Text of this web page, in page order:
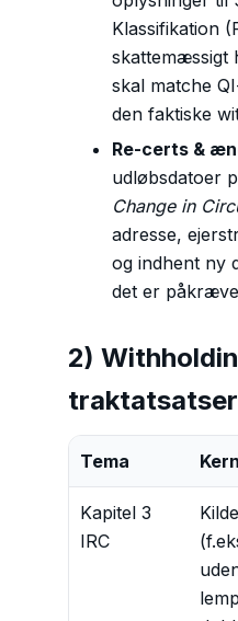
Klassifikation
skattemæssigt
skal matche
den faktiske
Re-certs &
udløbsdatoer
Change in
adresse,
og indhent ny
det er
2)
traktatsatser
Tema
Kapitel 3
IRC